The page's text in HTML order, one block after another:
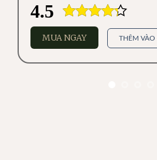
4.5
Được xếp
hạng
5.00
MUA NGAY THÊM VÀO